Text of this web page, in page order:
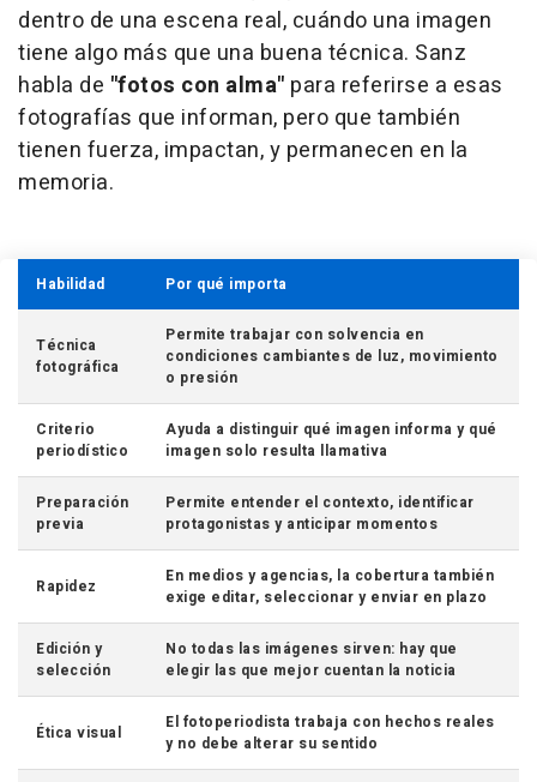
dentro de una escena real, cuándo una imagen
tiene algo más que una buena técnica. Sanz
habla de "fotos con alma" para referirse a esas
fotografías que informan, pero que también
tienen fuerza, impactan, y permanecen en la
memoria.
Habilidad Por qué importa
Técnica
fotográfica
Permite trabajar con solvencia en
condiciones cambiantes de luz, movimiento
o presión
Criterio
periodístico
Ayuda a distinguir qué imagen informa y qué
imagen solo resulta llamativa
Preparación
previa
Permite entender el contexto, identificar
protagonistas y anticipar momentos
Rapidez
En medios y agencias, la cobertura también
exige editar, seleccionar y enviar en plazo
Edición y
selección
No todas las imágenes sirven: hay que
elegir las que mejor cuentan la noticia
Ética visual
El fotoperiodista trabaja con hechos reales
y no debe alterar su sentido